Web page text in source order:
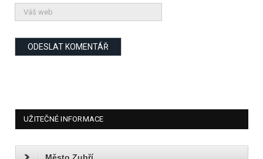
UŽITEČNÉ INFORMACE
Město Zubří